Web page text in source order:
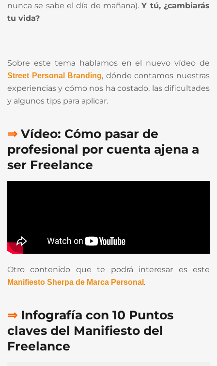
nunca se sabe el día de mañana).Y tú, ¿cambiarás
tu vida?
Sobre este tema hablamos en el nuevo vídeo de
Street Personal Branding, dónde contamos nuestras
experiencias y cómo nos ha costado, las dificultades
y algunos tips para aplicar.
⇒ Vídeo: Cómo pasar de
profesional por cuenta ajena a
ser Freelance
Otro contenido que te podrá interesar es este
Manifiesto Sherpa de Marca Personal .
⇒ Infografía con 10 Puntos
claves del Manifiesto del
Freelance